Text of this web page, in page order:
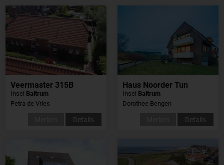
Veermaster 315B
Insel Baltrum
Petra de Vries
Details
Haus Noorder Tun
Insel Baltrum
Dorothee Bengen
Details